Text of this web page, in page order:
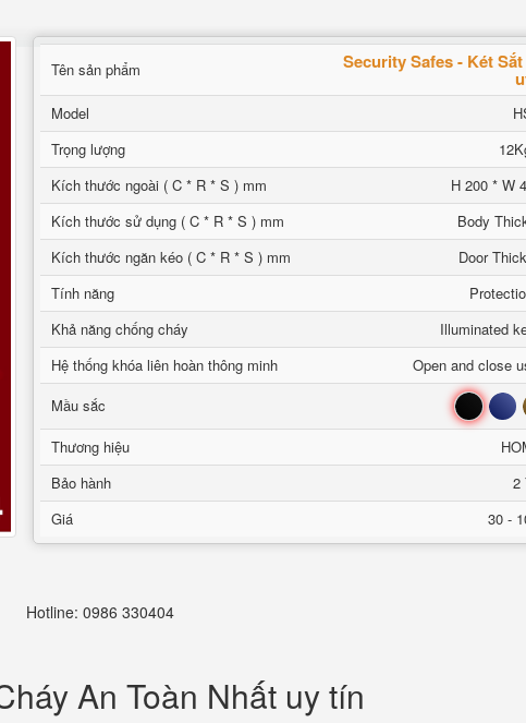
Tên sản phẩm Security Safes - Két
Model
Trọng lượng
Kích thước ngoài ( C * R * S ) mm
H 200 * W
Kích thước sử dụng ( C * R * S ) mm
Body
Kích thước ngăn kéo ( C * R * S ) mm
Door
Tính năng
Khả năng chống cháy
Illuminated
Hệ thống khóa liên hoàn thông minh
Open and close
Mầu sắc
Đen Xanh
Thương hiệu
Bảo hành
2
Giá
30 -
Hotline: 0986 330404
An Toàn Nhất uy tín